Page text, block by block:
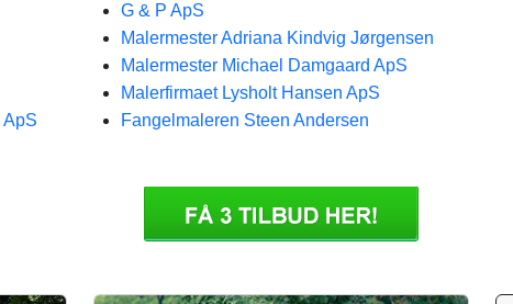
ApS
G & P ApS
Malermester Adriana Kindvig Jørgensen
Malermester Michael Damgaard ApS
Malerfirmaet Lysholt Hansen ApS
Fangelmaleren Steen Andersen